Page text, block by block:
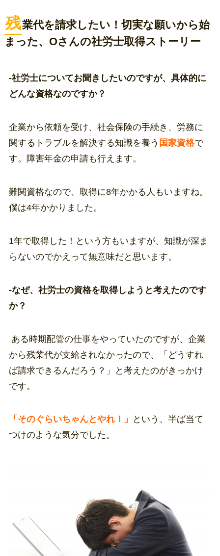
残業代を請求したい！切実な願いから始
まった、Oさんの社労士取得ストーリー
-社労士についてお聞きしたいのですが、具体的に
どんな資格なのですか？
企業から依頼を受け、社会保険の手続き、労務に
関するトラブルを解決する知識を養う 国家資格で
す。障害年金の申請も行えます。
難関資格なので、取得に8年かかる人もいますね。
僕は4年かかりました。
1年で取得した！という方もいますが、知識が深ま
らないのでかえって無意味だと思います。
-なぜ、社労士の資格を取得しようと考えたのです
か？
ある時期配管の仕事をやっていたのですが、企業
から残業代が支給されなかったので、「どうすれ
ば請求できるんだろう？」と考えたのがきっかけ
です。
「そのぐらいちゃんとやれ！」
という、半ば当て
つけのような気分でした。